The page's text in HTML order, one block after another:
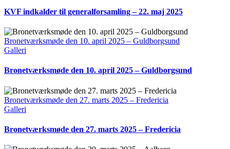
KVF indkalder til generalforsamling – 22. maj 2025
Bronetværksmøde den 10. april 2025 – Guldborgsund
Galleri
Bronetværksmøde den 10. april 2025 – Guldborgsund
Bronetværksmøde den 27. marts 2025 – Fredericia
Galleri
Bronetværksmøde den 27. marts 2025 – Fredericia